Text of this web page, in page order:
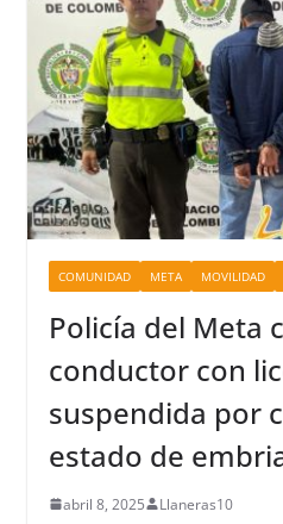
COMUNIDAD META MOVILIDAD
Policía del Meta
conductor con
suspendida por
estado de
abril 8, 2025 Llaneras10